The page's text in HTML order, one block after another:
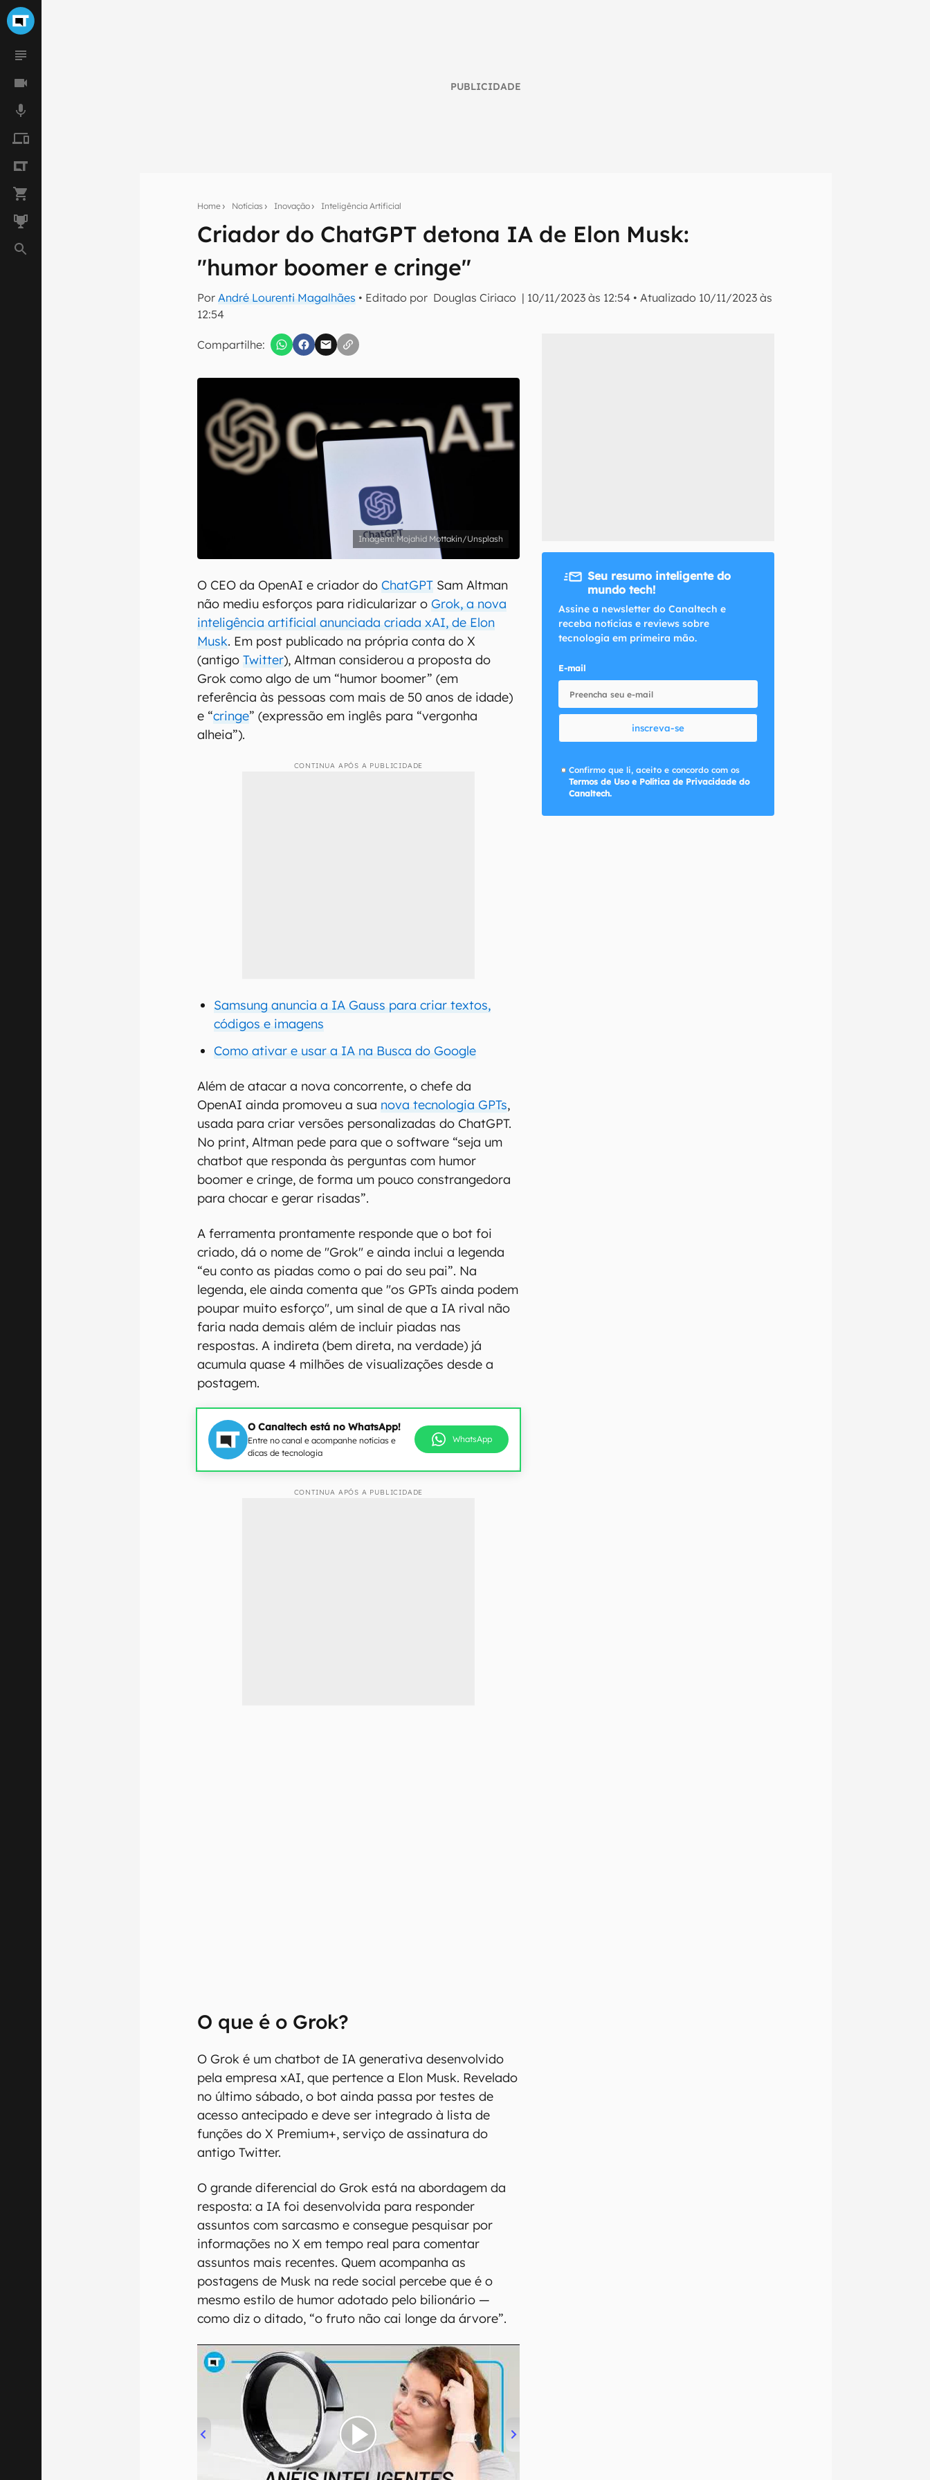
PUBLICIDADE
Home Notícias Inovação Inteligência Artificial
Criador do ChatGPT detona IA de Elon Musk:
"humor boomer e cringe"
PorAndré Lourenti Magalhães • Editado por Douglas Ciriaco | 10/11/2023 às 12:54 •Atualizado 10/11/2023 às
12:54
Compartilhe:
Seu resumo inteligente do mundo tech!
mão.
E-mail
Mojahid Mottakin/Unsplash
O CEO da OpenAI e criador doChatGPT Sam Altman
não mediu esforços para ridicularizar oGrok, a nova
inteligência artificial anunciada criada xAI, de Elon
Musk. Em post publicado na própria conta do X
(antigoTwitter), Altman considerou a proposta do
Grok como algo de um “humor boomer” (em
referência às pessoas com mais de 50 anos de idade)
e “cringe” (expressão em inglês para “vergonha
alheia”).
CONTINUA APÓS A PUBLICIDADE
Samsung anuncia a IA Gauss para criar textos,
códigos e imagens
Como ativar e usar a IA na Busca do Google
Além de atacar a nova concorrente, o chefe da
OpenAI ainda promoveu a sua nova tecnologia GPTs,
usada para criar versões personalizadas do ChatGPT.
No print, Altman pede para que o software “seja um
chatbot que responda às perguntas com humor
boomer e cringe, de forma um pouco constrangedora
para chocar e gerar risadas”.
A ferramenta prontamente responde que o bot foi
criado, dá o nome de "Grok" e ainda inclui a legenda
“eu conto as piadas como o pai do seu pai”. Na
legenda, ele ainda comenta que "os GPTs ainda podem
poupar muito esforço", um sinal de que a IA rival não
faria nada demais além de incluir piadas nas
respostas. A indireta (bem direta, na verdade) já
acumula quase 4 milhões de visualizações desde a
postagem.
O Canaltech está no WhatsApp!
Entre no canal e acompanhe notícias e
dicas de tecnologia
WhatsApp
CONTINUA APÓS A PUBLICIDADE
O que é o Grok?
O Grok é um chatbot de IA generativa desenvolvido
pela empresa xAI, que pertence a Elon Musk. Revelado
no último sábado, o bot ainda passa por testes de
acesso antecipado e deve ser integrado à lista de
funções do X Premium+, serviço de assinatura do
antigo Twitter.
O grande diferencial do Grok está na abordagem da
resposta: a IA foi desenvolvida para responder
assuntos com sarcasmo e consegue pesquisar por
informações no X em tempo real para comentar
assuntos mais recentes. Quem acompanha as
postagens de Musk na rede social percebe que é o
mesmo estilo de humor adotado pelo bilionário —
como diz o ditado, “o fruto não cai longe da árvore”.
Seu resumo inteligente do
mundo tech!
Assine a newsletter do Canaltech e
receba notícias e reviews sobre
tecnologia em primeira mão.
E-mail
inscreva-se
Confirmo que li, aceito e concordo com os
Termos de Uso e Política de Privacidade do
Canaltech.